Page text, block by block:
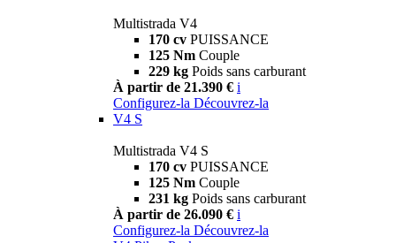
Multistrada V4
170 cv PUISSANCE
125 Nm Couple
229 kg Poids sans carburant
À partir de 21.390 € i
Configurez-la Découvrez-la
V4 S
Multistrada V4 S
170 cv PUISSANCE
125 Nm Couple
231 kg Poids sans carburant
À partir de 26.090 € i
Configurez-la Découvrez-la